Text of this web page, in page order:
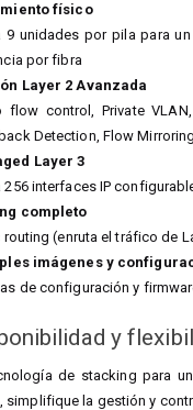
físico
9 unidades por pila para
por fibra
Layer 2 Avanzada
flow control, Private VLAN,
Detection, Flow
Layer 3
256 interfaces IP
completo
routing (enruta el tráfico de
imágenes y
de configuración y
y
de stacking para
simplifique la gestión y